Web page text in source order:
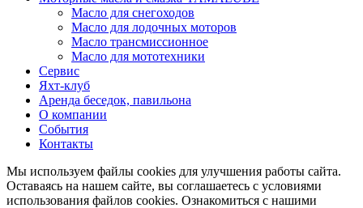
Масло для снегоходов
Масло для лодочных моторов
Масло трансмиссионное
Масло для мототехники
Сервис
Яхт-клуб
Аренда беседок, павильона
О компании
События
Контакты
Мы используем файлы cookies для улучшения работы сайта.
Оставаясь на нашем сайте, вы соглашаетесь с условиями
использования файлов cookies. Ознакомиться с нашими